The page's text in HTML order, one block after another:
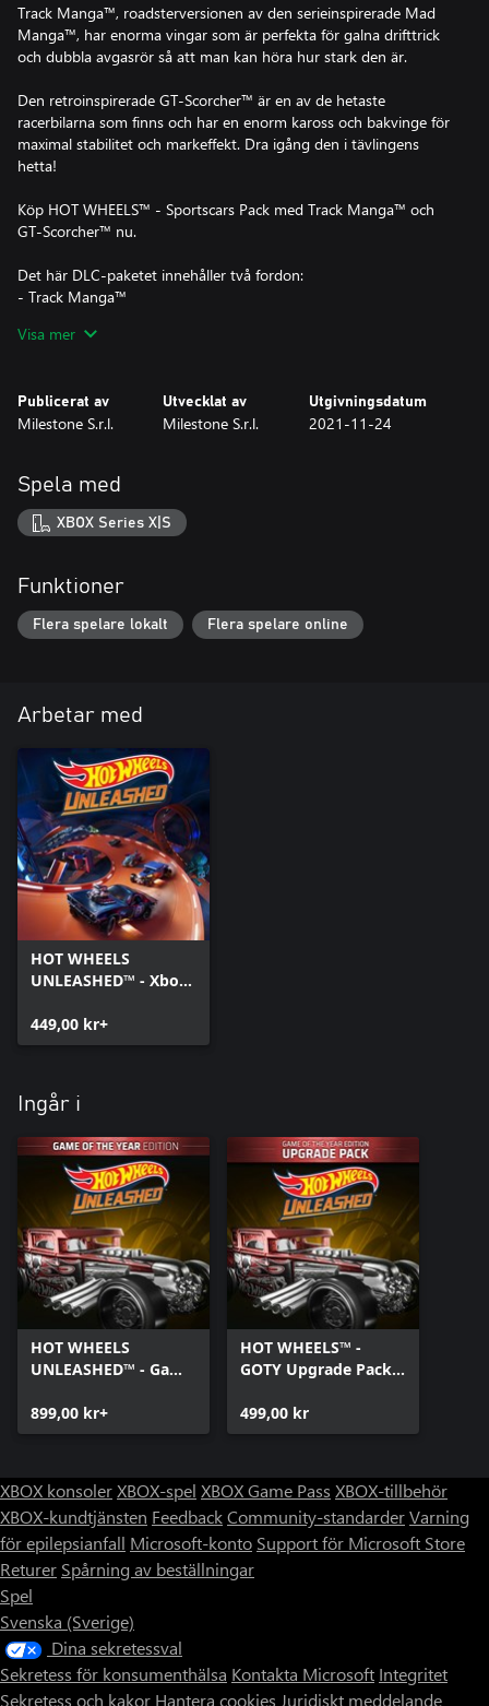
Track Manga™, roadsterversionen av den serieinspirerade Mad
Manga™, har enorma vingar som är perfekta för galna drifttrick
och dubbla avgasrör så att man kan höra hur stark den är.
Den retroinspirerade GT-Scorcher™ är en av de hetaste
racerbilarna som finns och har en enorm kaross och bakvinge för
maximal stabilitet och markeffekt. Dra igång den i tävlingens
hetta!
Köp HOT WHEELS™ - Sportscars Pack med Track Manga™ och
GT-Scorcher™ nu.
Det här DLC-paketet innehåller två fordon:
- Track Manga™
Visa mer
Publicerat av
Milestone S.r.l.
Utvecklat av
Milestone S.r.l.
Utgivningsdatum
2021-11-24
Spela med
XBOX Series X|S
Funktioner
Flera spelare lokalt Flera spelare online
Arbetar med
HOT WHEELS
UNLEASHED™ - Xbox
449,00 kr+
Ingår i
HOT WHEELS
UNLEASHED™ - Game
Xbox Series X|S
899,00 kr+
HOT WHEELS™ -
GOTY Upgrade Pack -
499,00 kr
XBOX konsolerXBOX-spel XBOX Game Pass XBOX-tillbehör
XBOX-kundtjänsten FeedbackCommunity-standarderVarning
för epilepsianfall Microsoft-konto Support för Microsoft Store
Returer Spårning av beställningar
Spel
Svenska (Sverige)
Dina sekretessval
Sekretess för konsumenthälsa Kontakta Microsoft Integritet
Sekretess och kakor Hantera cookies Juridiskt meddelande